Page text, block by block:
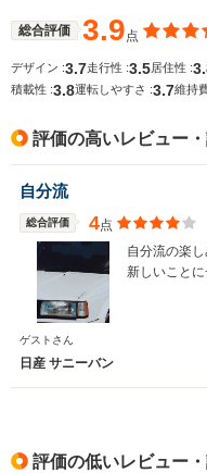
サイズ
WLTCモード
燃費
全幅
-m
総合評価 3.9点
デザイン :3.7走行性 :3.5 居住性 :
積載性 :3.8運転しやすさ :3.7維持
評価の高いレビュー・
自分流
総合評価 4点
自分流の楽
新しいこと
ゲストさん
日産 サニーバン
評価の低いレビュー・